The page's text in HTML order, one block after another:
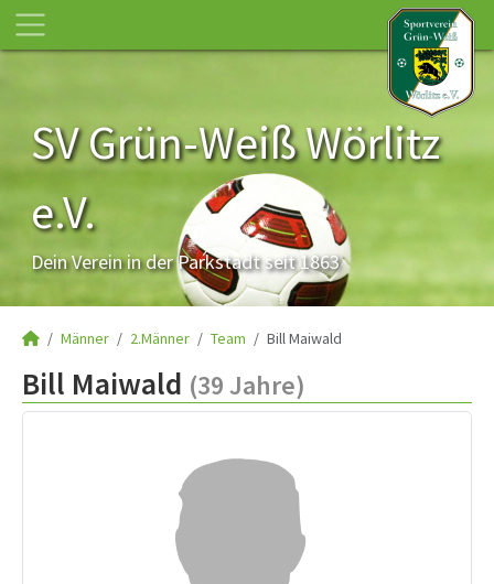
SV Grün-Weiß Wörlitz
e.V.
Dein Verein in der Parkstadt seit 1863
Männer 2.Männer Team Bill Maiwald
Bill Maiwald (39 Jahre)